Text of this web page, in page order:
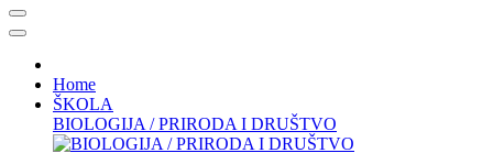
Home
ŠKOLA
BIOLOGIJA / PRIRODA I DRUŠTVO